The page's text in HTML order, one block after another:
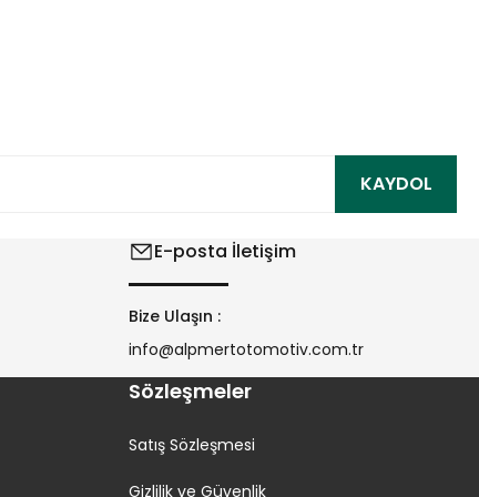
KAYDOL
E-posta İletişim
Bize Ulaşın :
info@alpmertotomotiv.com.tr
Sözleşmeler
Satış Sözleşmesi
Gizlilik ve Güvenlik